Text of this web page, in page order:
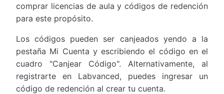
comprar licencias de aula y códigos de redención
para este propósito.
Los códigos pueden ser canjeados yendo a la
pestaña Mi Cuenta y escribiendo el código en el
cuadro "Canjear Código". Alternativamente, al
registrarte en Labvanced, puedes ingresar un
código de redención al crear tu cuenta.